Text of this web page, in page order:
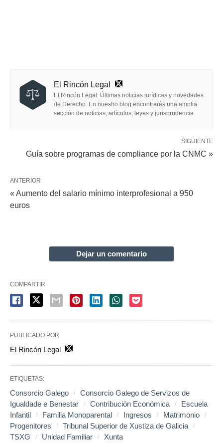
El Rincón Legal
El Rincón Legal: Últimas noticias jurídicas y novedades
de Derecho. En nuestro blog encontrarás una amplia
sección de noticias, artículos, leyes y jurisprudencia.
SIGUIENTE
Guía sobre programas de compliance por la CNMC »
ANTERIOR
« Aumento del salario mínimo interprofesional a 950
euros
Dejar un comentario
COMPARTIR
PUBLICADO POR
El Rincón Legal
ETIQUETAS:
Consorcio Galego
Consorcio Galego de Servizos de
Igualdade e Benestar
Contribución Económica
Escuela
Infantil
Familia Monoparental Ingresos
Matrimonio
Progenitores
Tribunal Superior de Xustiza de Galicia
TSXG
Unidad Familiar Xunta